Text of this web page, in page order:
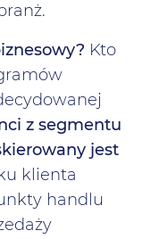
Kto
z segmentu
jest
klienta
handlu